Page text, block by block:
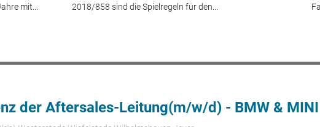
mit...
2018/858 sind die Spielregeln für den...
der Aftersales-Leitung(m/w/d) - BMW & MINI